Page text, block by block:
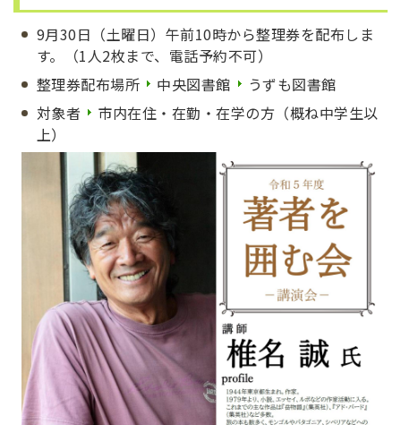
9月30日（土曜日）午前10時から整理券を配布しま
す。（1人2枚まで、電話予約不可）
整理券配布場所
中央図書館
うずも図書館
対象者
市内在住・在勤・在学の方（概ね中学生以
上）